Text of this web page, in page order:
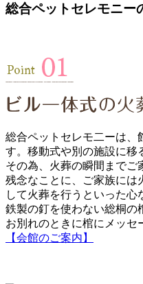
総合ペットセレモニー
総合ペットセレモ二ーは、
す。移動式や別の施設に移
その為、火葬の瞬間までご
残念なことに、ご家族には
して火葬を行うといった心
鉄製の釘を使わない総桐の
お別れのときに棺にメッセ
【会館のご案内】